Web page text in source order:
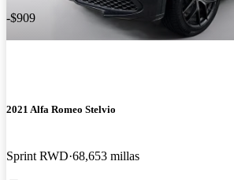
-$909
2021 Alfa Romeo Stelvio
Sprint RWD 68,653 millas